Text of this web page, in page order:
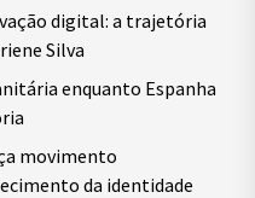
digital: a trajetória
Silva
enquanto Espanha
movimento
da identidade